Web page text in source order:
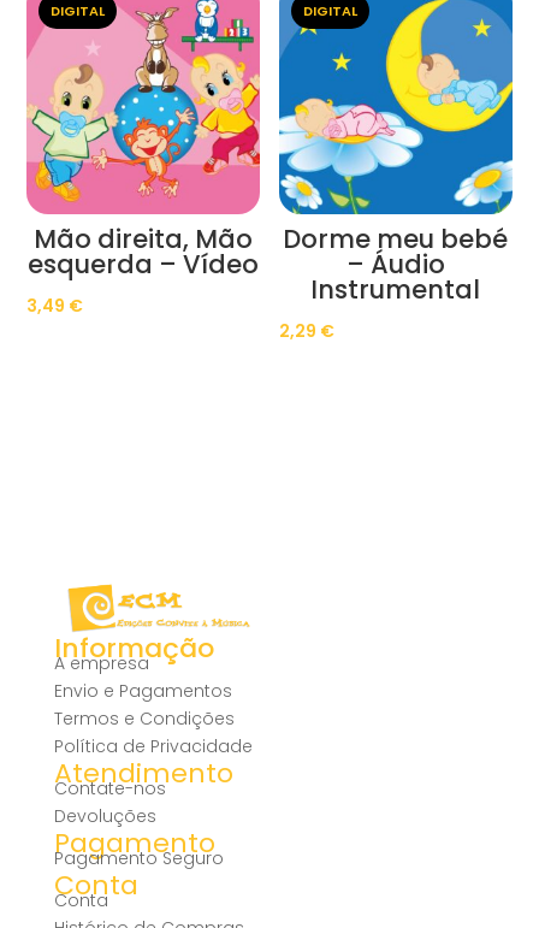
DIGITAL
Mão direita, Mão
esquerda – Vídeo
3,49 €
DIGITAL
Dorme meu bebé
– Áudio
Instrumental
2,29 €
Informação
A empresa
Envio e Pagamentos
Termos e Condições
Política de Privacidade
Atendimento
Contate-nos
Devoluções
Pagamento
Pagamento Seguro
Conta
Conta